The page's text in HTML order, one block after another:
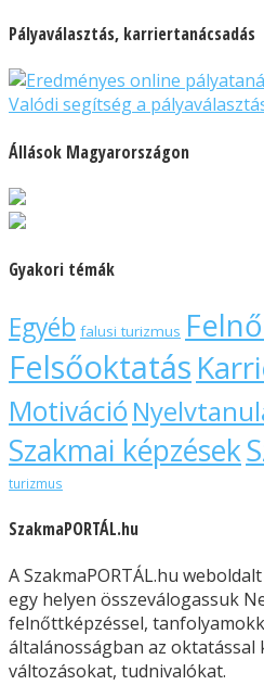
Pályaválasztás, karriertanácsadás
Állások Magyarországon
Gyakori témák
Egyéb falusi turizmus
Felsőoktatás
Motiváció
Szakmai képzések
turizmus
SzakmaPORTÁL.hu
A SzakmaPORTÁL.hu
egy helyen összeválogassuk
felnőttképzéssel,
általánosságban az oktatással
változásokat, tudnivalókat.